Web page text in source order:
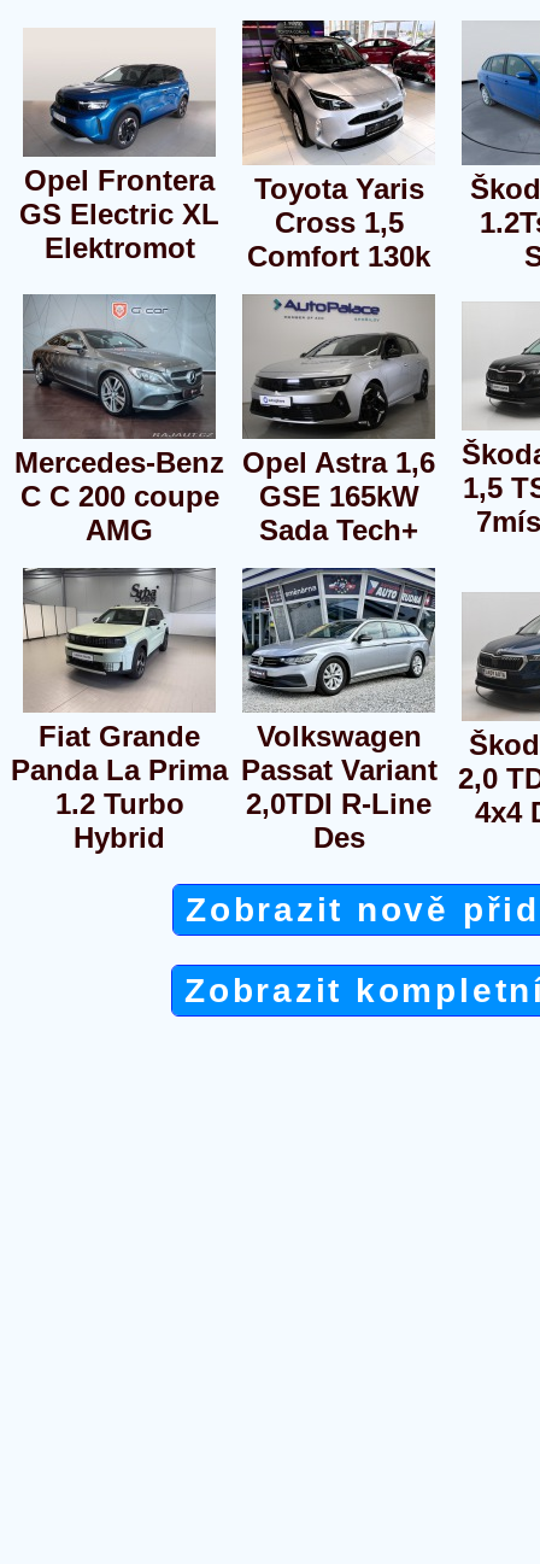
Opel Frontera
GS Electric XL
Elektromot
Toyota Yaris
Cross 1,5
Comfort 130k
Mercedes-Benz
C C 200 coupe
AMG
Opel Astra 1,6
GSE 165kW
Sada Tech+
1,5
Fiat Grande
Panda La Prima
1.2 Turbo
Hybrid
Volkswagen
Passat Variant
2,0TDI R-Line
Des
2,0
4x4
Zobrazit nově
Zobrazit